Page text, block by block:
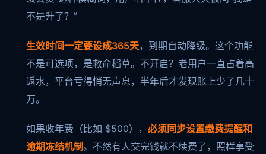
不是升了？”
生效时间一定要设成365天，到期自动降级。这个功能
不是可选项，是救命稻草。不开启？老用户一直占着高
返水，平台亏得悄无声息，半年后才发现账上少了几十
万。
如果收年费（比如 $500）， 必须同步设置缴费提醒和
逾期冻结机制。不然有人交完钱就不续费了，照样享受